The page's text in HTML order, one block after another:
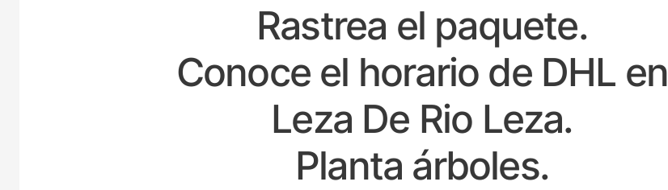
Rastrea el paquete.
Conoce el horario de DHL en
Leza De Rio Leza.
Planta árboles.